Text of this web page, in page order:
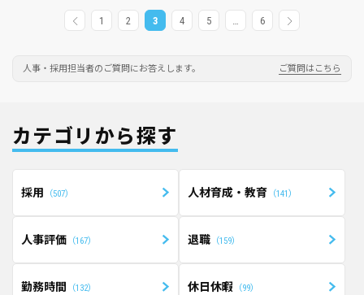
1 2 3 4 5 … 6
人事・採用担当者のご質問にお答えします。 ご質問はこちら
カテゴリから探す
採用 507 人材育成・教育 141
人事評価 167 退職 159
勤務時間 132 休日休暇 99